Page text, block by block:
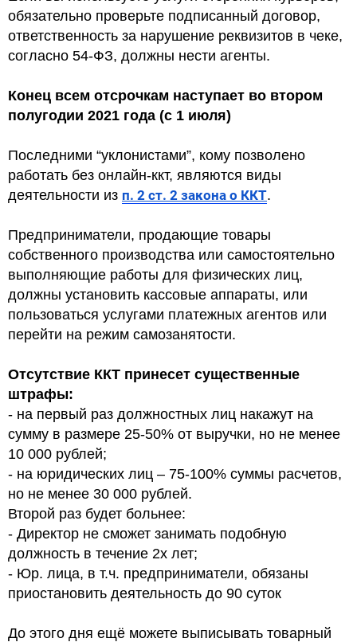
обязательно проверьте подписанный договор,
ответственность за нарушение реквизитов в чеке,
согласно 54-ФЗ, должны нести агенты.
Конец всем отсрочкам наступает во втором
полугодии 2021 года (с 1 июля)
Последними “уклонистами”, кому позволено
работать без онлайн-ккт, являются виды
деятельности из п. 2 ст. 2 закона о ККТ.
Предприниматели, продающие товары
собственного производства или самостоятельно
выполняющие работы для физических лиц,
должны установить кассовые аппараты, или
пользоваться услугами платежных агентов или
перейти на режим самозанятости.
Отсутствие ККТ принесет существенные
штрафы:
- на первый раз должностных лиц накажут на
сумму в размере 25-50% от выручки, но не менее
10 000 рублей;
- на юридических лиц – 75-100% суммы расчетов,
но не менее 30 000 рублей.
Второй раз будет больнее:
- Директор не сможет занимать подобную
должность в течение 2х лет;
- Юр. лица, в т.ч. предприниматели, обязаны
приостановить деятельность до 90 суток
До этого дня ещё можете выписывать товарный